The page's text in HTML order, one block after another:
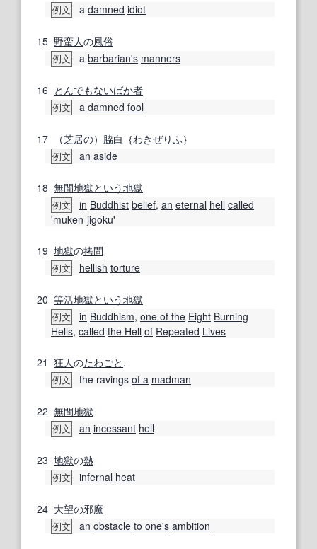
例文 a damned idiot
15 野蛮人の風俗
例文 a barbarian's manners
16 とんでもないばか者
例文 a damned fool
17 （芝居の） 脇白 ｛わきぜりふ｝
例文 an aside
18 無間地獄という地獄
例文 in Buddhist belief, an eternal hell called
'muken-jigoku'
19 地獄の拷問
例文 hellish torture
20 等活地獄という地獄
例文 in Buddhism, one of the Eight Burning
Hells, called the Hell of Repeated Lives
21 狂人のたわごと .
例文 the ravings of a madman
22 無間地獄
例文 an incessant hell
23 地獄の熱
例文 infernal heat
24 大望の邪魔
例文 an obstacle to one's ambition